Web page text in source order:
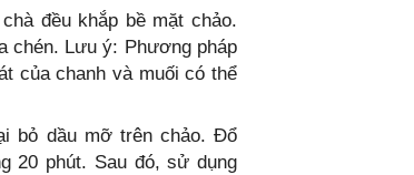
đều khắp bề mặt chảo.
chén. Lưu ý: Phương pháp
của chanh và muối có thể
bỏ dầu mỡ trên chảo. Đổ
20 phút. Sau đó, sử dụng